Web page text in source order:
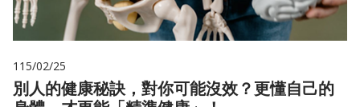
115/02/25
別人的健康秘訣，對你可能沒效？更懂自己的